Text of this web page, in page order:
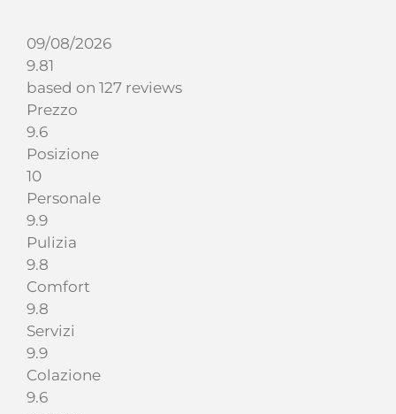
09/08/2026
9.81
based on 127 reviews
Prezzo
9.6
Posizione
10
Personale
9.9
Pulizia
9.8
Comfort
9.8
Servizi
9.9
Colazione
9.6